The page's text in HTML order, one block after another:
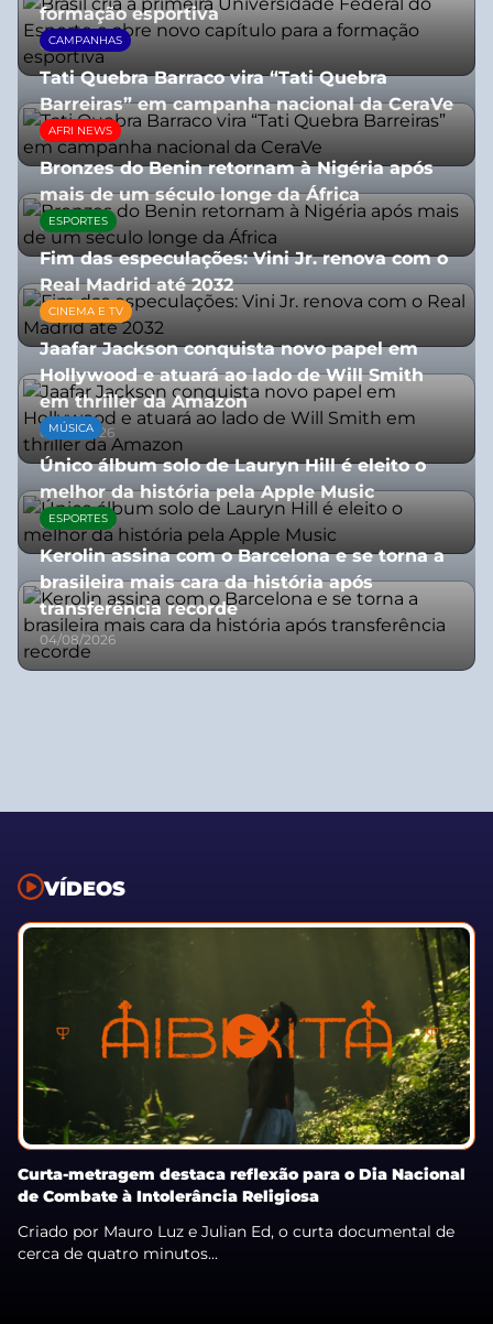
formação esportiva
08/07/2026
CAMPANHAS
Tati Quebra Barraco vira “Tati Quebra
Barreiras” em campanha nacional da CeraVe
08/07/2026
AFRI NEWS
Bronzes do Benin retornam à Nigéria após
mais de um século longe da África
08/07/2026
ESPORTES
Fim das especulações: Vini Jr. renova com o
Real Madrid até 2032
06/08/2026
CINEMA E TV
Jaafar Jackson conquista novo papel em
Hollywood e atuará ao lado de Will Smith
em thriller da Amazon
06/08/2026
MÚSICA
Único álbum solo de Lauryn Hill é eleito o
melhor da história pela Apple Music
06/08/2026
ESPORTES
Kerolin assina com o Barcelona e se torna a
brasileira mais cara da história após
transferência recorde
04/08/2026
VÍDEOS
Curta-metragem destaca reflexão para o Dia Nacional
de Combate à Intolerância Religiosa
Criado por Mauro Luz e Julian Ed, o curta documental de
cerca de quatro minutos...